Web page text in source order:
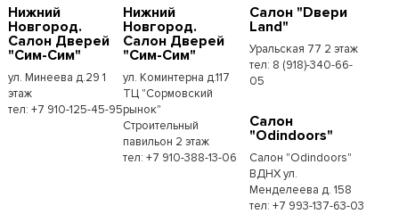
Нижний
Новгород.
Салон Дверей
"Сим-Сим"
ул. Минеева д.29 1
этаж
тел: +7 910-125-45-95
Нижний
Новгород.
Салон Дверей
"Сим-Сим"
ул. Коминтерна д.117
ТЦ "Сормовский
рынок"
Строительный
павильон 2 этаж
тел: +7 910-388-13-06
Салон "Dвери
Land"
Уральская 77 2 этаж
тел: 8 (918)-340-66-
05
Салон
"Odindoors"
Салон "Odindoors"
ВДНХ ул.
Менделеева д. 158
тел: +7 993-137-63-03